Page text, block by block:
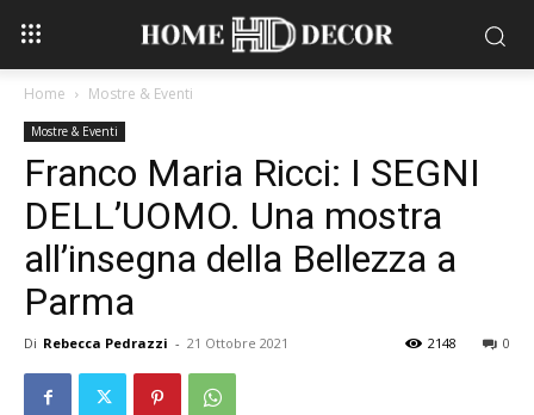
Home Mostre & Eventi
Mostre & Eventi
Franco Maria Ricci: I SEGNI
DELL’UOMO. Una mostra
all’insegna della Bellezza a
Parma
Di Rebecca Pedrazzi - 21 Ottobre 2021 0
2148